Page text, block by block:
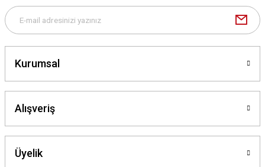
Kurumsal
Alışveriş
Üyelik